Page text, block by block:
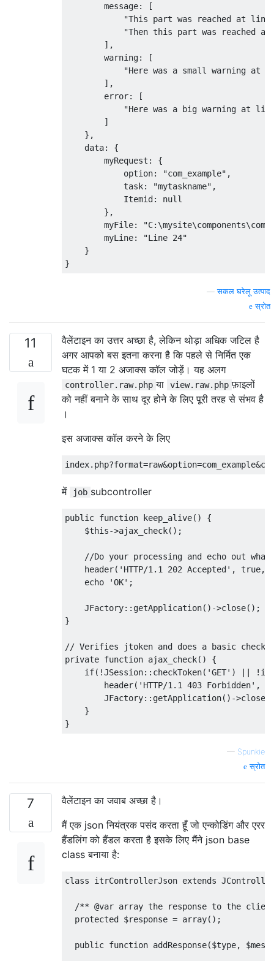
        message: [
"This part was reached at line
"Then this part was reached at
        ],
        warning: [
"Here was a small warning at
        ],
        error: [
"Here was a big warning at
        ]
    },
    data: {
        myRequest: {
            option: "com_example",
            task: "mytaskname",
            Itemid: null
        },
myFile:
        myLine: "Line 24"
    }
—सकल घरेलू उत्पाद
स्रोत
11
वैलेंटाइन का उत्तर अच्छा है, लेकिन थोड़ा अधिक जटिल है
अगर आपको बस इतना करना है कि पहले से निर्मित एक
घटक में 1 या 2 अजाक्स कॉल जोड़ें। यह अलग
controller.raw.php या view.raw.php फ़ाइलों
को नहीं बनाने के साथ दूर होने के लिए पूरी तरह से संभव है
।
इस अजाक्स कॉल करने के लिए
में job subcontroller
public function keep_alive() {
    $this->ajax_check();
//Do your processing and echo out
header('HTTP/1.1 202 Accepted', true,
    echo 'OK';
    JFactory::getApplication()->close();
}
// Verifies jtoken and does a basic
private function ajax_check() {
if(!JSession::checkToken('GET') ||
header('HTTP/1.1 403 Forbidden',
JFactory::getApplication()-
    }
— Spunkie
स्रोत
7
वैलेंटाइन का जवाब अच्छा है।
मैं एक json नियंत्रक पसंद करता हूँ जो एन्कोडिंग और एरर
हैंडलिंग को हैंडल करता है इसके लिए मैंने json base
class बनाया है:
class itrControllerJson extends
/** @var array the response to the
  protected $response = array();
public function addResponse($type,